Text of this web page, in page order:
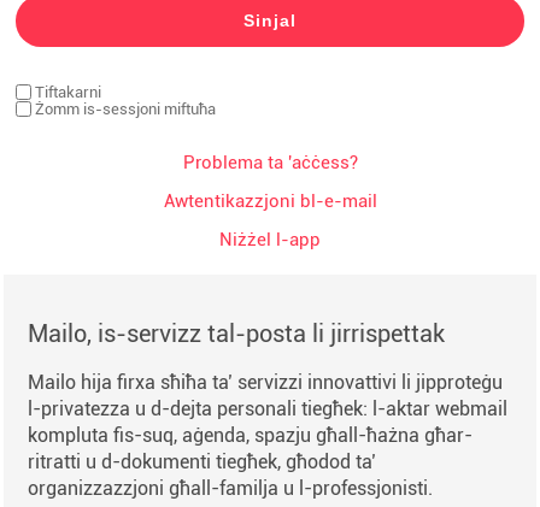
Tiftakarni
Żomm is-sessjoni miftuħa
Problema ta 'aċċess?
Awtentikazzjoni bl-e-mail
Niżżel l-app
Mailo, is-servizz tal-posta li jirrispettak
Mailo hija firxa sħiħa ta’ servizzi innovattivi li jipproteġu
l-privatezza u d-dejta personali tiegħek: l-aktar webmail
kompluta fis-suq, aġenda, spazju għall-ħażna għar-
ritratti u d-dokumenti tiegħek, għodod ta’
organizzazzjoni għall-familja u l-professjonisti.